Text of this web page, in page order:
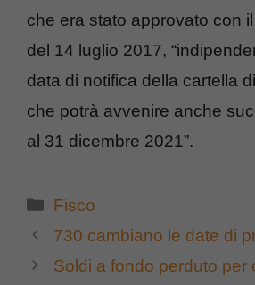
che era stato approvato con
del 14 luglio 2017,
data di notifica della cartella
che potrà avvenire anche
al 31 dicembre 2021”.
Categorie
Fisco
730 cambiano le date di
Soldi a fondo perduto per